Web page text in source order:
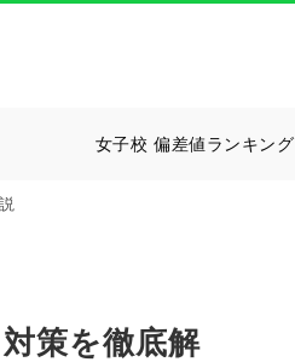
女子校 偏差値ランキング
策を徹底解